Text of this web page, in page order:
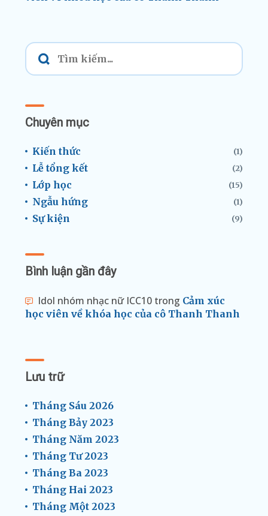
Chuyên mục
Kiến thức (1)
Lễ tổng kết (2)
Lớp học (15)
Ngẫu hứng (1)
Sự kiện (9)
Bình luận gần đây
Idol nhóm nhạc nữ ICC10 trong Cảm xúc
học viên về khóa học của cô Thanh Thanh
Lưu trữ
Tháng Sáu 2026
Tháng Bảy 2023
Tháng Năm 2023
Tháng Tư 2023
Tháng Ba 2023
Tháng Hai 2023
Tháng Một 2023